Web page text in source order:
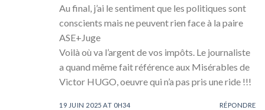
Au final, j’ai le sentiment que les politiques sont
conscients mais ne peuvent rien face à la paire
ASE+Juge
Voilà où va l’argent de vos impôts. Le journaliste
a quand même fait référence aux Misérables de
Victor HUGO, oeuvre qui n’a pas pris une ride !!!
19 JUIN 2025 AT 0H34 RÉPONDRE